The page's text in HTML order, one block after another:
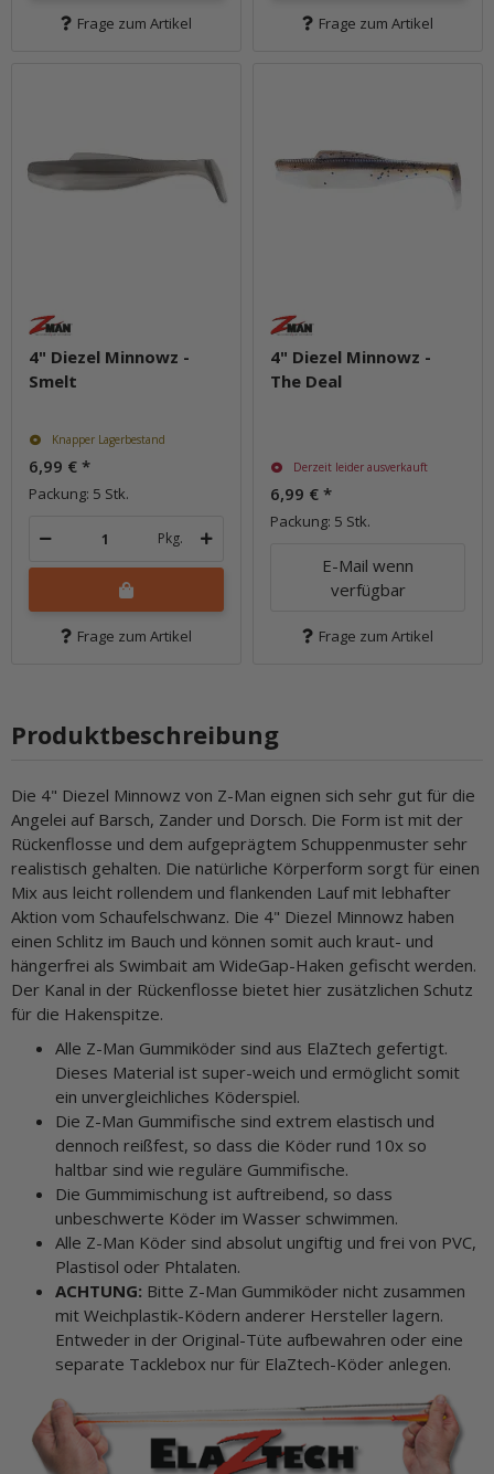
Frage zum Artikel Frage zum Artikel
4" Diezel Minnowz -
Smelt
Knapper Lagerbestand
6,99 € *
Packung: 5 Stk.
Pkg.
Frage zum Artikel
4" Diezel Minnowz -
The Deal
Derzeit leider ausverkauft
6,99 € *
Packung: 5 Stk.
E-Mail wenn
verfügbar
Frage zum Artikel
Produktbeschreibung
Die 4" Diezel Minnowz von Z-Man eignen sich sehr gut für die
Angelei auf Barsch, Zander und Dorsch. Die Form ist mit der
Rückenflosse und dem aufgeprägtem Schuppenmuster sehr
realistisch gehalten. Die natürliche Körperform sorgt für einen
Mix aus leicht rollendem und flankenden Lauf mit lebhafter
Aktion vom Schaufelschwanz. Die 4" Diezel Minnowz haben
einen Schlitz im Bauch und können somit auch kraut- und
hängerfrei als Swimbait am WideGap-Haken gefischt werden.
Der Kanal in der Rückenflosse bietet hier zusätzlichen Schutz
für die Hakenspitze.
Alle Z-Man Gummiköder sind aus ElaZtech gefertigt.
Dieses Material ist super-weich und ermöglicht somit
ein unvergleichliches Köderspiel.
Die Z-Man Gummifische sind extrem elastisch und
dennoch reißfest, so dass die Köder rund 10x so
haltbar sind wie reguläre Gummifische.
Die Gummimischung ist auftreibend, so dass
unbeschwerte Köder im Wasser schwimmen.
Alle Z-Man Köder sind absolut ungiftig und frei von PVC,
Plastisol oder Phtalaten.
ACHTUNG: Bitte Z-Man Gummiköder nicht zusammen
mit Weichplastik-Ködern anderer Hersteller lagern.
Entweder in der Original-Tüte aufbewahren oder eine
separate Tacklebox nur für ElaZtech-Köder anlegen.